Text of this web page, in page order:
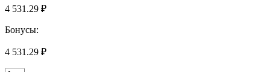
4 531.29 ₽
Бонусы:
4 531.29 ₽